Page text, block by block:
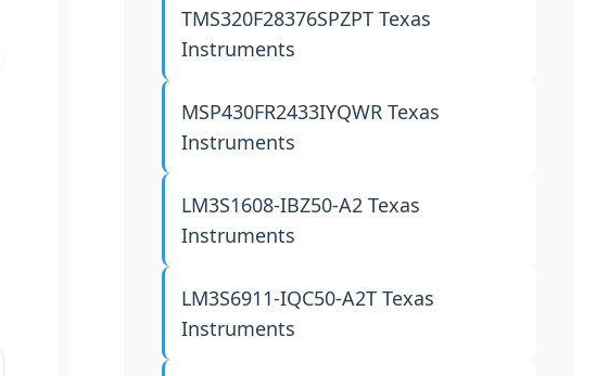
TMS320F28376SPZPTTexas
Instruments
MSP430FR2433IYQWRTexas
Instruments
LM3S1608-IBZ50-A2Texas
Instruments
LM3S6911-IQC50-A2TTexas
Instruments